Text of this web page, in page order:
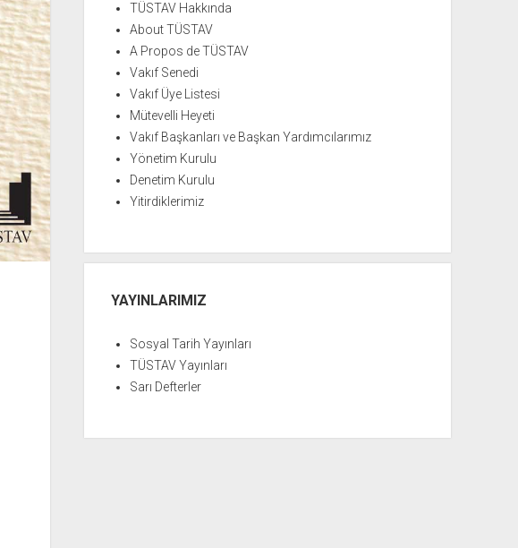
TÜSTAV Hakkında
About TÜSTAV
A Propos de TÜSTAV
Vakıf Senedi
Vakıf Üye Listesi
Mütevelli Heyeti
Vakıf Başkanları ve Başkan Yardımcılarımız
Yönetim Kurulu
Denetim Kurulu
Yitirdiklerimiz
YAYINLARIMIZ
Sosyal Tarih Yayınları
TÜSTAV Yayınları
Sarı Defterler